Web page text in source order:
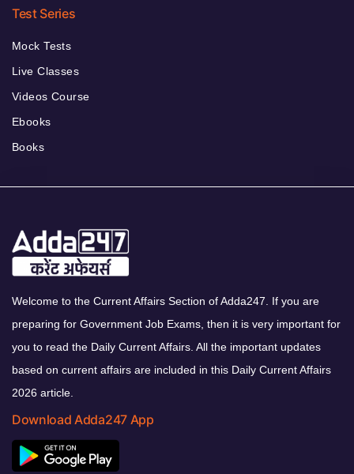
Test Series
Mock Tests
Live Classes
Videos Course
Ebooks
Books
Welcome to the Current Affairs Section of Adda247. If you are
preparing for Government Job Exams, then it is very important for
you to read the Daily Current Affairs. All the important updates
based on current affairs are included in this Daily Current Affairs
2026 article.
Download Adda247 App